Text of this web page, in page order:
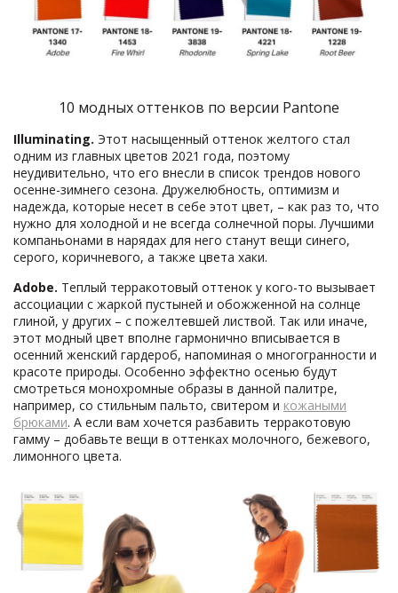
10 модных оттенков по версии Pantone
Illuminating. Этот насыщенный оттенок желтого стал
одним из главных цветов 2021 года, поэтому
неудивительно, что его внесли в список трендов нового
осенне-зимнего сезона. Дружелюбность, оптимизм и
надежда, которые несет в себе этот цвет, – как раз то, что
нужно для холодной и не всегда солнечной поры. Лучшими
компаньонами в нарядах для него станут вещи синего,
серого, коричневого, а также цвета хаки.
Adobe. Теплый терракотовый оттенок у кого-то вызывает
ассоциации с жаркой пустыней и обожженной на солнце
глиной, у других – с пожелтевшей листвой. Так или иначе,
этот модный цвет вполне гармонично вписывается в
осенний женский гардероб, напоминая о многогранности и
красоте природы. Особенно эффектно осенью будут
смотреться монохромные образы в данной палитре,
например, со стильным пальто, свитером и кожаными
брюками. А если вам хочется разбавить терракотовую
гамму – добавьте вещи в оттенках молочного, бежевого,
лимонного цвета.